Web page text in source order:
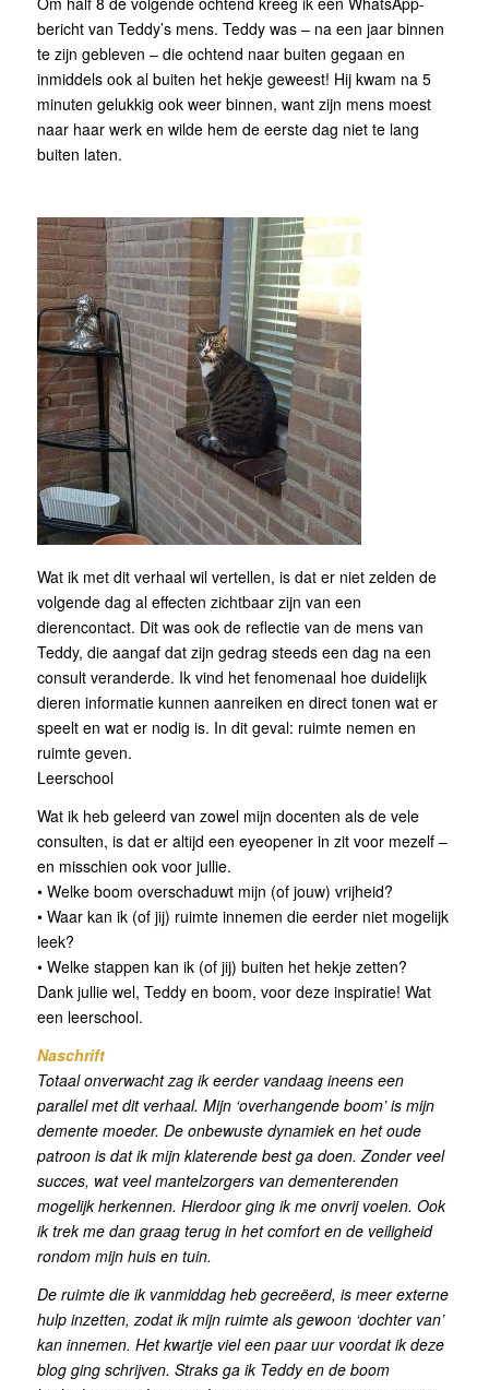
bericht van Teddy’s mens. Teddy was – na een jaar binnen
te zijn gebleven – die ochtend naar buiten gegaan en
inmiddels ook al buiten het hekje geweest! Hij kwam na 5
minuten gelukkig ook weer binnen, want zijn mens moest
naar haar werk en wilde hem de eerste dag niet te lang
buiten laten.
Wat ik met dit verhaal wil vertellen, is dat er niet zelden de
volgende dag al effecten zichtbaar zijn van een
dierencontact. Dit was ook de reflectie van de mens van
Teddy, die aangaf dat zijn gedrag steeds een dag na een
consult veranderde. Ik vind het fenomenaal hoe duidelijk
dieren informatie kunnen aanreiken en direct tonen wat er
speelt en wat er nodig is. In dit geval: ruimte nemen en
ruimte geven.
Leerschool
Wat ik heb geleerd van zowel mijn docenten als de vele
consulten, is dat er altijd een eyeopener in zit voor mezelf –
en misschien ook voor jullie.
• Welke boom overschaduwt mijn (of jouw) vrijheid?
• Waar kan ik (of jij) ruimte innemen die eerder niet mogelijk
leek?
• Welke stappen kan ik (of jij) buiten het hekje zetten?
Dank jullie wel, Teddy en boom, voor deze inspiratie! Wat
een leerschool.
Naschrift
Totaal onverwacht zag ik eerder vandaag ineens een
parallel met dit verhaal. Mijn ‘overhangende boom’ is mijn
demente moeder. De onbewuste dynamiek en het oude
patroon is dat ik mijn klaterende best ga doen. Zonder veel
succes, wat veel mantelzorgers van dementerenden
mogelijk herkennen. Hierdoor ging ik me onvrij voelen. Ook
ik trek me dan graag terug in het comfort en de veiligheid
rondom mijn huis en tuin.
De ruimte die ik vanmiddag heb gecreëerd, is meer externe
hulp inzetten, zodat ik mijn ruimte als gewoon ‘dochter van’
kan innemen. Het kwartje viel een paar uur voordat ik deze
blog ging schrijven. Straks ga ik Teddy en de boom